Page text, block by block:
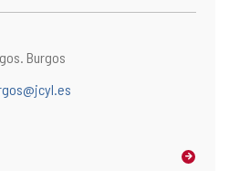
Burgos